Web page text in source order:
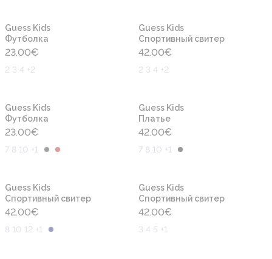
Guess Kids
Футболка
23.00€
2 3 4 +2
Guess Kids
Cпортивный свитер
42.00€
2 3 4 +2
Guess Kids
Футболка
23.00€
7 8 10 +1
Guess Kids
Платье
42.00€
7 8 10 +1
Guess Kids
Cпортивный свитер
42.00€
8 10 12 +1
Guess Kids
Cпортивный свитер
42.00€
3 4 5 +1